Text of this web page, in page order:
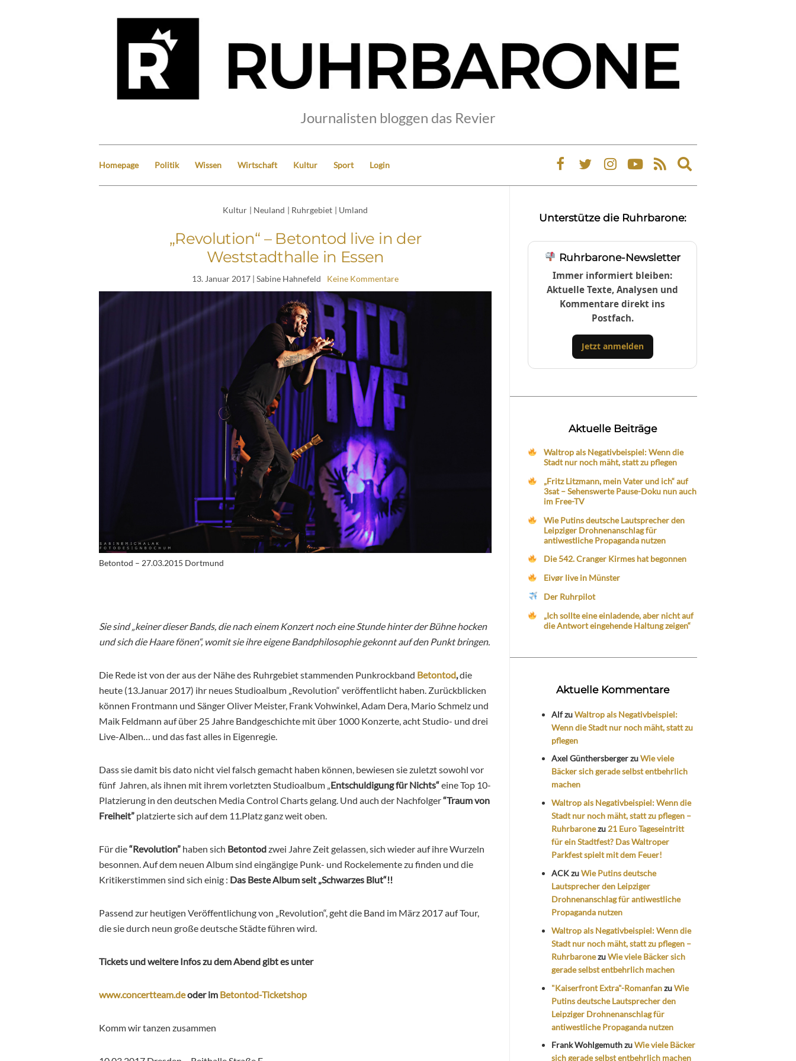
Journalisten bloggen das Revier
Homepage Politik Wissen Wirtschaft Kultur Sport Login
Expand
search
Kultur | Neuland | Ruhrgebiet | Umland
„Revolution“ – Betontod live in der
Weststadthalle in Essen
13. Januar 2017 | Sabine Hahnefeld Keine Kommentare
Betontod – 27.03.2015 Dortmund
Sie sind „keiner dieser Bands, die nach einem Konzert noch eine Stunde hinter der Bühne hocken
und sich die Haare fönen“, womit sie ihre eigene Bandphilosophie gekonnt auf den Punkt bringen.
Die Rede ist von der aus der Nähe des Ruhrgebiet stammenden Punkrockband Betontod,die
heute (13.Januar 2017) ihr neues Studioalbum „Revolution“ veröffentlicht haben. Zurückblicken
können Frontmann und Sänger Oliver Meister, Frank Vohwinkel, Adam Dera, Mario Schmelz und
Maik Feldmann auf über 25 Jahre Bandgeschichte mit über 1000 Konzerte, acht Studio- und drei
Live-Alben… und das fast alles in Eigenregie.
Dass sie damit bis dato nicht viel falsch gemacht haben können, bewiesen sie zuletzt sowohl vor
fünf Jahren, als ihnen mit ihrem vorletzten Studioalbum „Entschuldigung für Nichts“eine Top 10-
Platzierung in den deutschen Media Control Charts gelang. Und auch der Nachfolger“Traum von
Freiheit” platzierte sich auf dem 11.Platz ganz weit oben.
Für die“Revolution” haben sich Betontodzwei Jahre Zeit gelassen, sich wieder auf ihre Wurzeln
besonnen. Auf dem neuen Album sind eingängige Punk- und Rockelemente zu finden und die
Kritikerstimmen sind sich einig : Das Beste Album seit „Schwarzes Blut“!!
Passend zur heutigen Veröffentlichung von „Revolution“, geht die Band im März 2017 auf Tour,
die sie durch neun große deutsche Städte führen wird.
Tickets und weitere Infos zu dem Abend gibt es unter
www.concertteam.deoder im Betontod-Ticketshop
Komm wir tanzen zusammen
Unterstütze die Ruhrbarone:
Ruhrbarone-Newsletter
Immer informiert bleiben:
Aktuelle Texte, Analysen und
Kommentare direkt ins
Postfach.
Jetzt anmelden
Aktuelle Beiträge
Waltrop als Negativbeispiel: Wenn die
Stadt nur noch mäht, statt zu pflegen
„Fritz Litzmann, mein Vater und ich“ auf
3sat – Sehenswerte Pause-Doku nun auch
im Free-TV
Wie Putins deutsche Lautsprecher den
Leipziger Drohnenanschlag für
antiwestliche Propaganda nutzen
Die 542. Cranger Kirmes hat begonnen
Eivør live in Münster
Der Ruhrpilot
„Ich sollte eine einladende, aber nicht auf
die Antwort eingehende Haltung zeigen“
Aktuelle Kommentare
AlfzuWaltrop als Negativbeispiel:
Wenn die Stadt nur noch mäht, statt zu
pflegen
Axel GünthersbergerzuWie viele
Bäcker sich gerade selbst entbehrlich
machen
Waltrop als Negativbeispiel: Wenn die
Stadt nur noch mäht, statt zu pflegen –
Ruhrbaronezu 21 Euro Tageseintritt
für ein Stadtfest? Das Waltroper
Parkfest spielt mit dem Feuer!
ACKzuWie Putins deutsche
Lautsprecher den Leipziger
Drohnenanschlag für antiwestliche
Propaganda nutzen
Waltrop als Negativbeispiel: Wenn die
Stadt nur noch mäht, statt zu pflegen –
RuhrbaronezuWie viele Bäcker sich
gerade selbst entbehrlich machen
"Kaiserfront Extra"-RomanfanzuWie
Putins deutsche Lautsprecher den
Leipziger Drohnenanschlag für
antiwestliche Propaganda nutzen
Frank WohlgemuthzuWie viele Bäcker
sich gerade selbst entbehrlich machen